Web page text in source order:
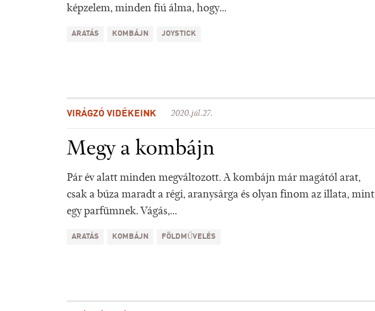
képzelem, minden fiú álma, hogy...
ARATÁS KOMBÁJN JOYSTICK
VIRÁGZÓ VIDÉKEINK 2020.júl.27.
Megy a kombájn
Pár év alatt minden megváltozott. A kombájn már magától arat,
csak a búza maradt a régi, aranysárga és olyan finom az illata, mint
egy parfümnek. Vágás,...
ARATÁS KOMBÁJN FÖLDMŰVELÉS